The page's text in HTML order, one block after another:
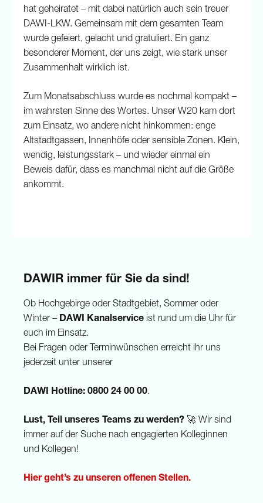
hat geheiratet – mit dabei natürlich auch sein treuer
DAWI-LKW. Gemeinsam mit dem gesamten Team
wurde gefeiert, gelacht und gratuliert. Ein ganz
besonderer Moment, der uns zeigt, wie stark unser
Zusammenhalt wirklich ist.
Zum Monatsabschluss wurde es nochmal kompakt –
im wahrsten Sinne des Wortes. Unser W20 kam dort
zum Einsatz, wo andere nicht hinkommen: enge
Altstadtgassen, Innenhöfe oder sensible Zonen. Klein,
wendig, leistungsstark – und wieder einmal ein
Beweis dafür, dass es manchmal nicht auf die Größe
ankommt.
DAWIR immer für Sie da sind!
Ob Hochgebirge oder Stadtgebiet, Sommer oder
Winter – DAWI Kanalservice ist rund um die Uhr für
euch im Einsatz.
Bei Fragen oder Terminwünschen erreicht ihr uns
jederzeit unter unserer
DAWI Hotline: 0800 24 00 00.
Lust, Teil unseres Teams zu werden? 🚀 Wir sind
immer auf der Suche nach engagierten Kolleginnen
und Kollegen!
Hier geht’s zu unseren offenen Stellen.